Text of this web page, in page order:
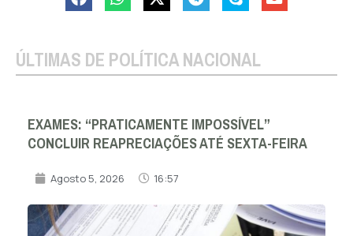
ÚLTIMAS DE POLÍTICA NACIONAL
EXAMES: “PRATICAMENTE IMPOSSÍVEL”
CONCLUIR REAPRECIAÇÕES ATÉ SEXTA-FEIRA
Agosto 5, 2026 16:57